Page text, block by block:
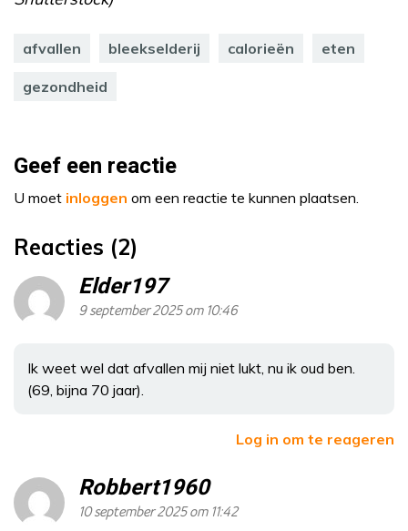
afvallen bleekselderij calorieën eten
gezondheid
Geef een reactie
U moet inloggen om een reactie te kunnen plaatsen.
Reacties (2)
Elder197
9 september 2025 om 10:46
Ik weet wel dat afvallen mij niet lukt, nu ik oud ben.
(69, bijna 70 jaar).
Log in om te reageren
Robbert1960
10 september 2025 om 11:42